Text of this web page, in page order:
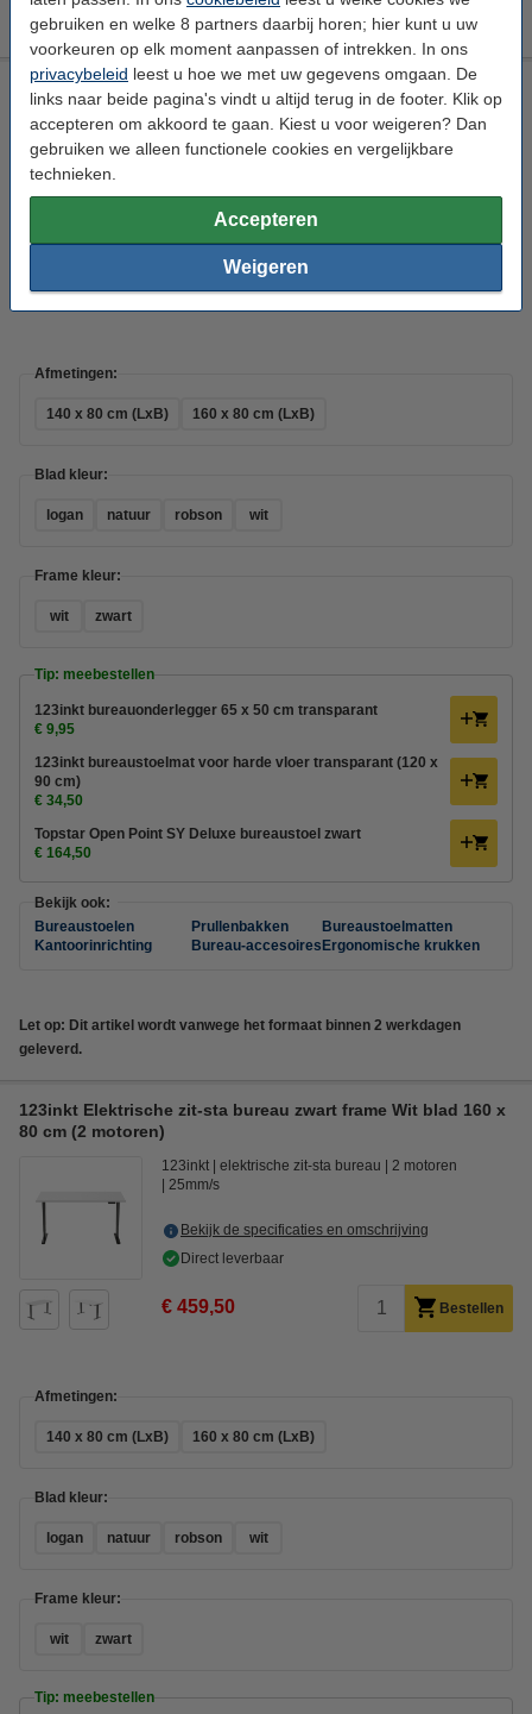
gebruiken en welke 8 partners daarbij horen; hier kunt u uw
voorkeuren op elk moment aanpassen of intrekken. In ons
privacybeleid leest u hoe we met uw gegevens omgaan. De
links naar beide pagina's vindt u altijd terug in de footer. Klik op
accepteren om akkoord te gaan. Kiest u voor weigeren? Dan
gebruiken we alleen functionele cookies en vergelijkbare
technieken.
Accepteren
Weigeren
geleverd.
123inkt Elektrische zit-sta bureau wit frame Logan blad 160 x
80 cm (2 motoren)
123inkt elektrische zit-sta bureau
2 motoren
Bestellen
Afmetingen:
140 x 80 cm (LxB) 160 x 80 cm (LxB)
Blad kleur:
logan natuur robson wit
Frame kleur:
wit zwart
Tip: meebestellen
123inkt bureauonderlegger 65 x 50 cm transparant
€ 9,95
123inkt bureaustoelmat voor harde vloer transparant (120 x
90 cm)
€ 34,50
Topstar Open Point SY Deluxe bureaustoel zwart
€ 164,50
Bekijk ook:
Bureaustoelen
Prullenbakken
Bureaustoelmatten
Kantoorinrichting
Bureau-accesoires Ergonomische krukken
Let op: Dit artikel wordt vanwege het formaat binnen 2 werkdagen
geleverd.
123inkt Elektrische zit-sta bureau zwart frame Wit blad 160 x
80 cm (2 motoren)
123inkt elektrische zit-sta bureau
2 motoren
25mm/s
Bekijk de specificaties en omschrijving
Direct leverbaar
€ 459,50 Bestellen
Afmetingen:
140 x 80 cm (LxB) 160 x 80 cm (LxB)
Blad kleur:
logan natuur robson wit
Frame kleur:
wit zwart
Tip: meebestellen